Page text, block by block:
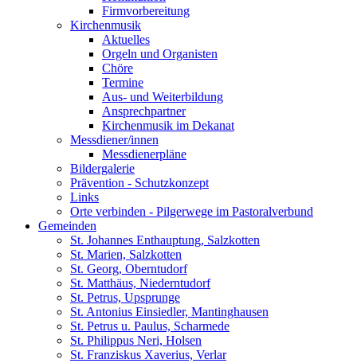
Firmvorbereitung
Kirchenmusik
Aktuelles
Orgeln und Organisten
Chöre
Termine
Aus- und Weiterbildung
Ansprechpartner
Kirchenmusik im Dekanat
Messdiener/innen
Messdienerpläne
Bildergalerie
Prävention - Schutzkonzept
Links
Orte verbinden - Pilgerwege im Pastoralverbund
Gemeinden
St. Johannes Enthauptung, Salzkotten
St. Marien, Salzkotten
St. Georg, Oberntudorf
St. Matthäus, Niederntudorf
St. Petrus, Upsprunge
St. Antonius Einsiedler, Mantinghausen
St. Petrus u. Paulus, Scharmede
St. Philippus Neri, Holsen
St. Franziskus Xaverius, Verlar